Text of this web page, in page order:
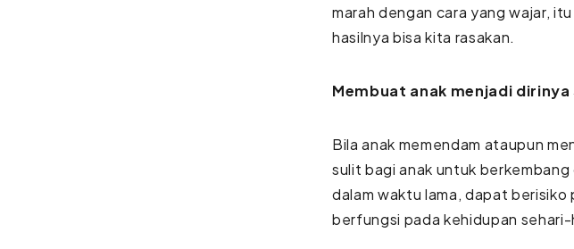
marah dengan cara yang wajar,
hasilnya bisa kita rasakan.
Membuat anak menjadi
Bila anak memendam ataupun
sulit bagi anak untuk
dalam waktu lama, dapat
berfungsi pada kehidupan sehari-